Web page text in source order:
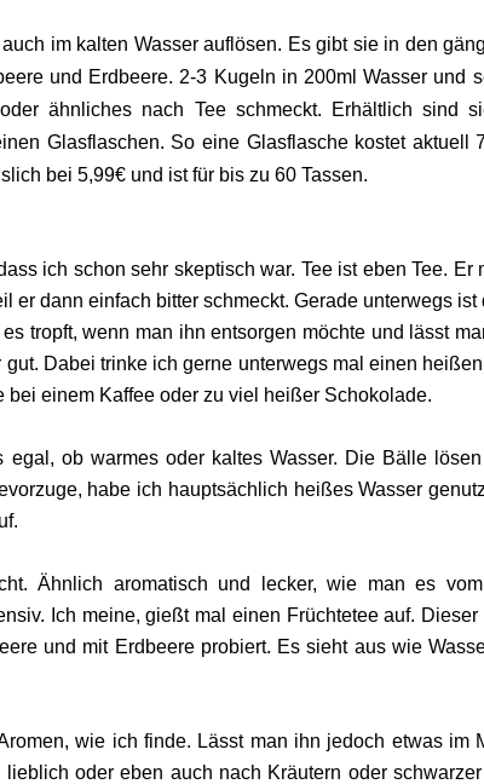
im kalten Wasser auflösen. Es gibt sie in den
und Erdbeere. 2-3 Kugeln in 200ml Wasser und
ähnliches nach Tee schmeckt. Erhältlich sind
Glasflaschen. So eine Glasflasche kostet aktuell
bei 5,99€ und ist für bis zu 60 Tassen.
ich schon sehr skeptisch war. Tee ist eben Tee. Er
er dann einfach bitter schmeckt. Gerade unterwegs ist
tropft, wenn man ihn entsorgen möchte und lässt
Dabei trinke ich gerne unterwegs mal einen
einem Kaffee oder zu viel heißer Schokolade.
ob warmes oder kaltes Wasser. Die Bälle
habe ich hauptsächlich heißes Wasser
Ähnlich aromatisch und lecker, wie man es
Ich meine, gießt mal einen Früchtetee auf. Dieser
und mit Erdbeere probiert. Es sieht aus wie
wie ich finde. Lässt man ihn jedoch etwas im
oder eben auch nach Kräutern oder schwarzer